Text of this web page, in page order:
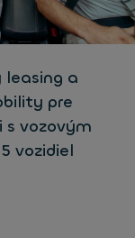
a
pre
s vozovým
vozidiel